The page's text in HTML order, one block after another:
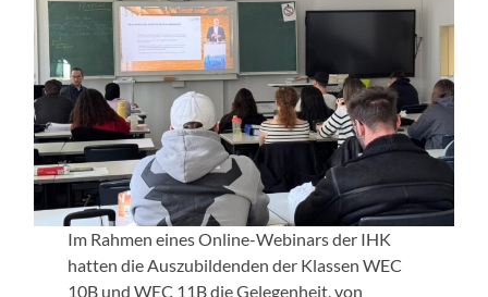
Im Rahmen eines Online-Webinars der IHK
hatten die Auszubildenden der Klassen WEC
10B und WEC 11B die Gelegenheit, von